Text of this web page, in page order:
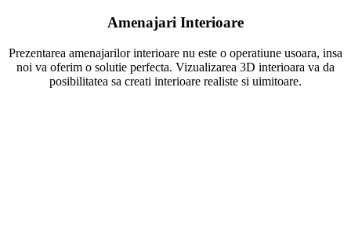
Amenajari Interioare
Prezentarea amenajarilor interioare nu este o operatiune usoara, insa
noi va oferim o solutie perfecta. Vizualizarea 3D interioara va da
posibilitatea sa creati interioare realiste si uimitoare.